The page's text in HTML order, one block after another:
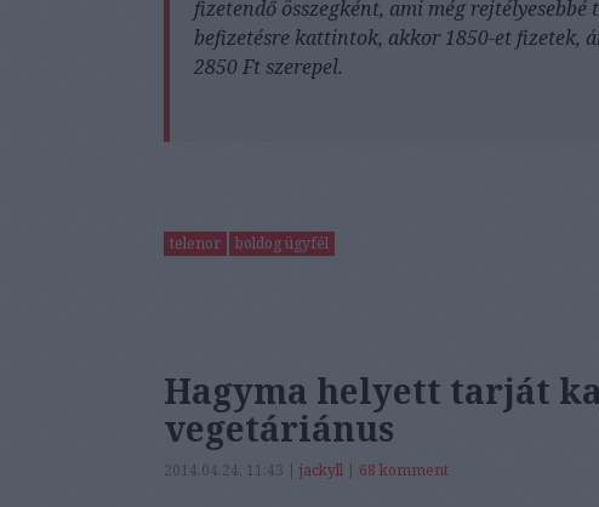
fizetendő összegként, ami még rejtélyesebbé
befizetésre kattintok, akkor 1850-et fizetek,
2850 Ft szerepel.
telenor boldog ügyfél
Hagyma helyett tarját
vegetáriánus
2014.04.24. 11:43 | jackyll | 68 komment